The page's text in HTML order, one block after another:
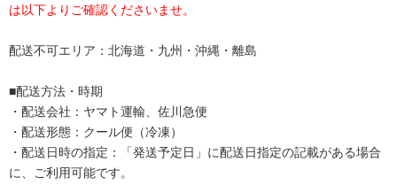
は以下よりご確認くださいませ。
配送不可エリア：北海道・九州・沖縄・離島
■配送方法・時期
・配送会社：ヤマト運輸、佐川急便
・配送形態：クール便（冷凍）
・配送日時の指定：「発送予定日」に配送日指定の記載がある場合
に、ご利用可能です。